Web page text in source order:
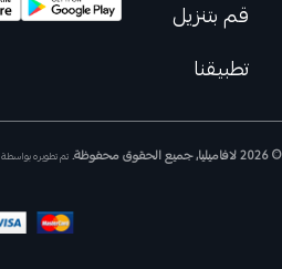
قم بتنزيل
تطبيقنا
© 2026 لافاميليا, جميع الحقوق محفوظة. تم تطويره بواسطة